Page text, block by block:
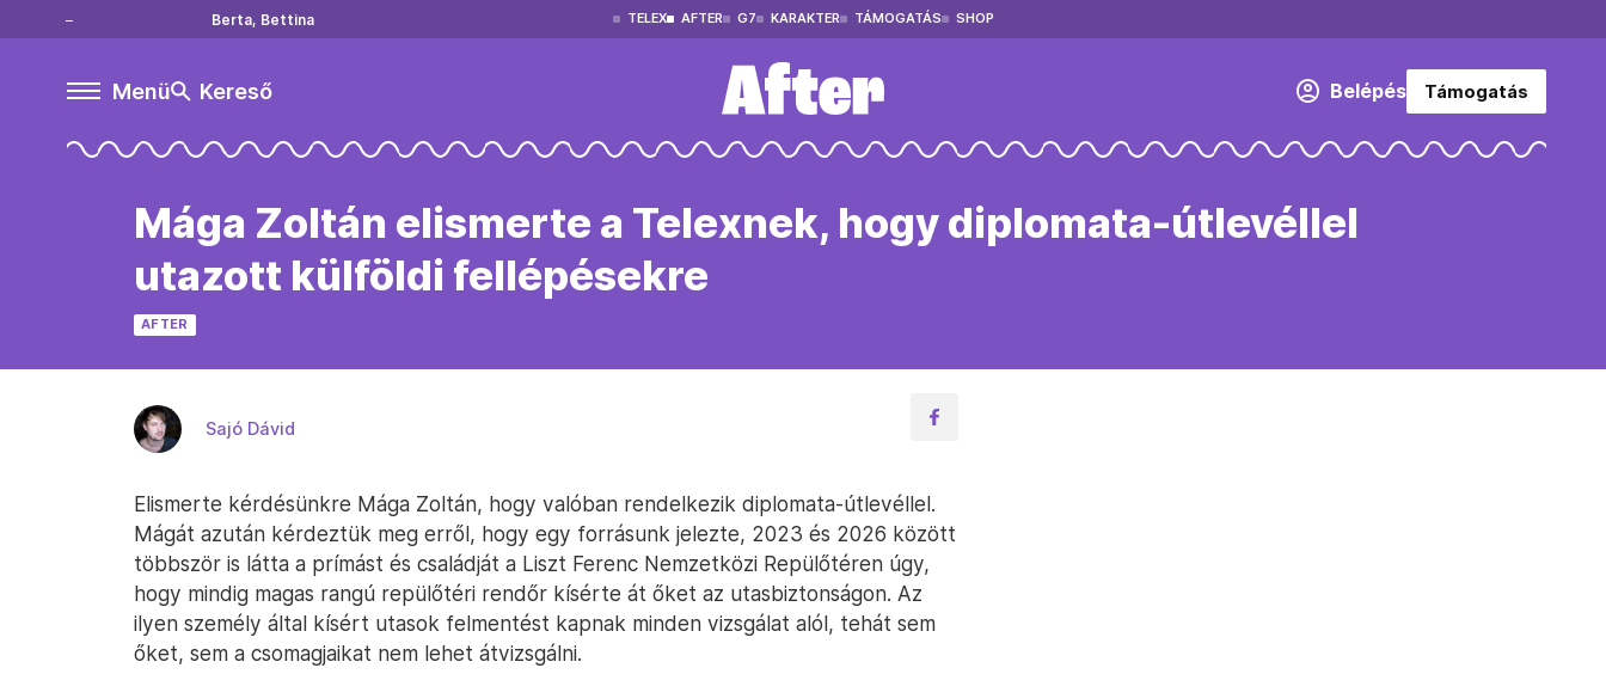
Berta, Bettina TELEX AFTER G7 KARAKTER TÁMOGATÁS SHOP
Menü Kereső Belépés Támogatás
Mága Zoltán elismerte a Telexnek, hogy diplomata-útlevéllel
utazott külföldi fellépésekre
AFTER
Sajó Dávid
Elismerte kérdésünkre Mága Zoltán, hogy valóban rendelkezik diplomata-útlevéllel.
Mágát azután kérdeztük meg erről, hogy egy forrásunk jelezte, 2023 és 2026 között
többször is látta a prímást és családját a Liszt Ferenc Nemzetközi Repülőtéren úgy,
hogy mindig magas rangú repülőtéri rendőr kísérte át őket az utasbiztonságon. Az
ilyen személy által kísért utasok felmentést kapnak minden vizsgálat alól, tehát sem
őket, sem a csomagjaikat nem lehet átvizsgálni.